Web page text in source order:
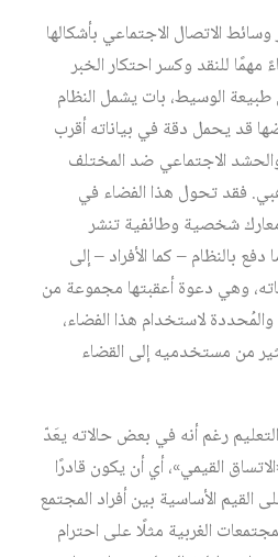
الاتصال الاجتماعي بأشكالها
للنقد وكسر احتكار الخبر
الوسيط، بات يشمل النظام
قد يحمل دقة في بياناته أقرب
والحشد الاجتماعي ضد المختلف
فقد تحول هذا الفضاء في
شخصية وطائفية تنشر
بالنظام – كما الأفراد – إلى
وهي دعوة أعقبتها مجموعة من
والمُحددة لاستخدام هذا الفضاء،
من مستخدميه إلى القضاء
التعليم رغم أنه في بعض حالاته يعَدّ
القيمي»، أي أن يكون قادرًا
القيم الأساسية بين أفراد المجتمع
الغربية مثلًا على احترام